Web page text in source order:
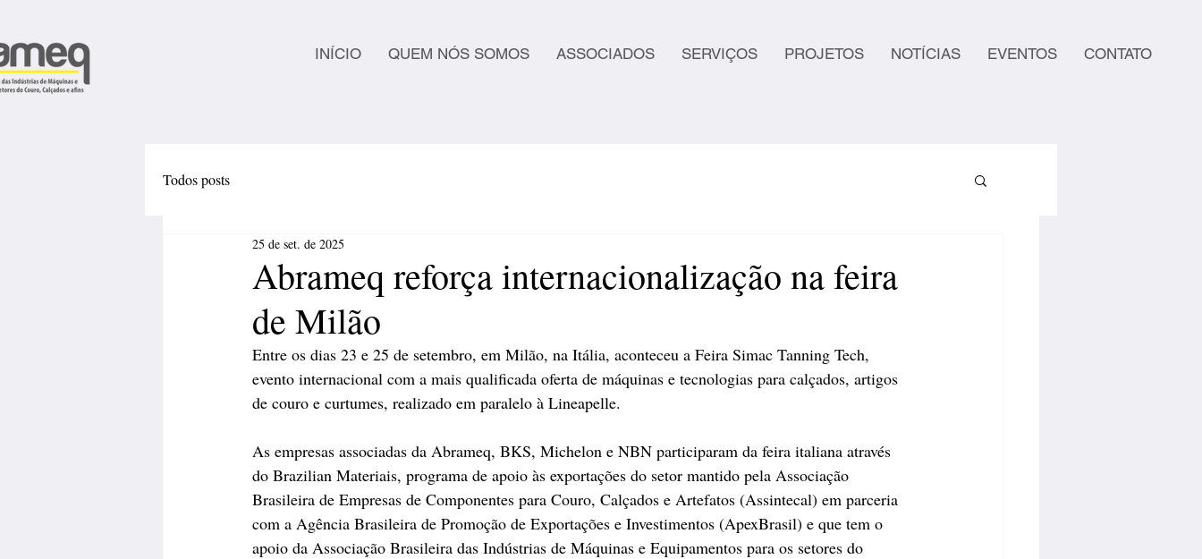
INÍCIO QUEM NÓS SOMOS ASSOCIADOS SERVIÇOS PROJETOS NOTÍCIAS EVENTOS CONTATO
Todos posts
Abrameq reforça internacionalização na feira
de Milão
25 de set. de 2025
Entre os dias 23 e 25 de setembro, em Milão, na Itália, aconteceu a Feira Simac Tanning Tech,
evento internacional com a mais qualificada oferta de máquinas e tecnologias para calçados, artigos
de couro e curtumes, realizado em paralelo à Lineapelle.
As empresas associadas da Abrameq, BKS, Michelon e NBN participaram da feira italiana através
do Brazilian Materiais, programa de apoio às exportações do setor mantido pela Associação
Brasileira de Empresas de Componentes para Couro, Calçados e Artefatos (Assintecal) em parceria
com a Agência Brasileira de Promoção de Exportações e Investimentos (ApexBrasil) e que tem o
apoio da Associação Brasileira das Indústrias de Máquinas e Equipamentos para os setores do